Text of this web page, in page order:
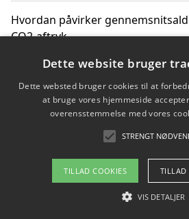
Hvordan påvirker
CO2-aftryk
Hvordan nyheder om CO2-
hverdag
Om / kontakt
Blog
Dette website bruger
Dette websted bruger cookies til at
at bruge vores hjemmeside
overensstemmelse med vores
STRENGT
TILLAD COOKIES TILLAD
VIS DETALJER